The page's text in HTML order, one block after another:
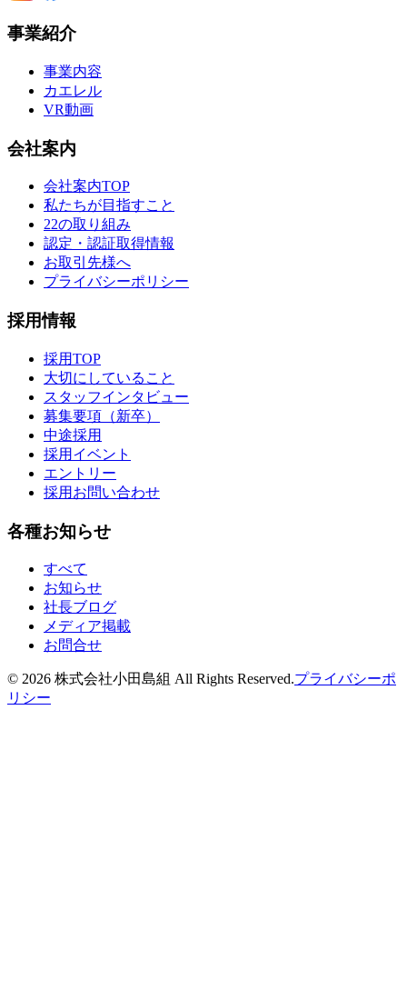
事業紹介
事業内容
カエレル
VR動画
会社案内
会社案内TOP
私たちが目指すこと
22の取り組み
認定・認証取得情報
お取引先様へ
プライバシーポリシー
採用情報
採用TOP
大切にしていること
スタッフインタビュー
募集要項（新卒）
中途採用
採用イベント
エントリー
採用お問い合わせ
各種お知らせ
すべて
お知らせ
社長ブログ
メディア掲載
お問合せ
© 2026 株式会社小田島組 All Rights Reserved.プライバシーポ
リシー